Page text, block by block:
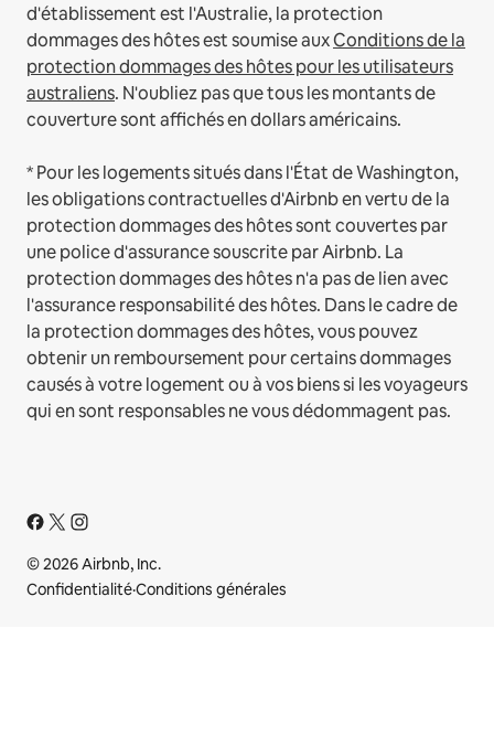
d'établissement est l'Australie, la protection
dommages des hôtes est soumise auxConditions de la
protection dommages des hôtes pour les utilisateurs
australiens. N'oubliez pas que tous les montants de
couverture sont affichés en dollars américains.
* Pour les logements situés dans l'État de Washington,
les obligations contractuelles d'Airbnb en vertu de la
protection dommages des hôtes sont couvertes par
une police d'assurance souscrite par Airbnb. La
protection dommages des hôtes n'a pas de lien avec
l'assurance responsabilité des hôtes. Dans le cadre de
la protection dommages des hôtes, vous pouvez
obtenir un remboursement pour certains dommages
causés à votre logement ou à vos biens si les voyageurs
qui en sont responsables ne vous dédommagent pas.
© 2026 Airbnb, Inc.
Confidentialité·Conditions générales